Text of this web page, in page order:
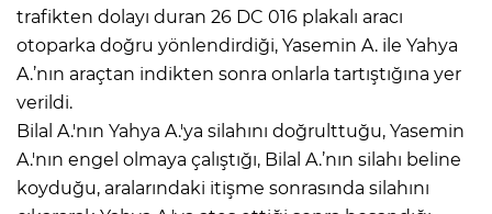
trafikten dolayı duran 26 DC 016 plakalı aracı
otoparka doğru yönlendirdiği, Yasemin A. ile Yahya
A.’nın araçtan indikten sonra onlarla tartıştığına yer
verildi.
Bilal A.'nın Yahya A.'ya silahını doğrulttuğu, Yasemin
A.'nın engel olmaya çalıştığı, Bilal A.’nın silahı beline
koyduğu, aralarındaki itişme sonrasında silahını